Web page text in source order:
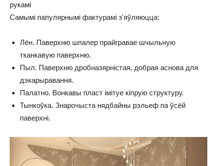
рукамі
Самымі папулярнымі фактурамі з'яўляюцца:
Лён. Паверхню шпалер прайгравае шчыльную
тканкавую паверхню.
Пыл. Паверхню дробназярністая, добрая аснова для
дэкарыравання.
Палатно. Вонкавы пласт імітуе кіпрую структуру.
Тынкоўка. Знарочыста нядбайны рэльеф па ўсёй
паверхні.